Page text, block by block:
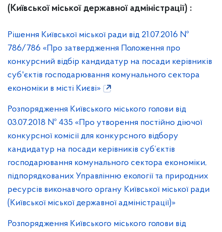
(Київської міської державної адміністрації) :
Рішення Київської міської ради від 21.07.2016 №
786/786 «Про затвердження Положення про
конкурсний відбір кандидатур на посади керівників
суб'єктів господарювання комунального сектора
економіки в місті Києві»
Розпорядження Київського міського голови від
03.07.2018 № 435 «Про утворення постійно діючої
конкурсної комісії для конкурсного відбору
кандидатур на посади керівників суб’єктів
господарювання комунального сектора економіки,
підпорядкованих Управлінню екології та природних
ресурсів виконавчого органу Київської міської ради
(Київської міської державної адміністрації)»
Розпорядження Київського міського голови від